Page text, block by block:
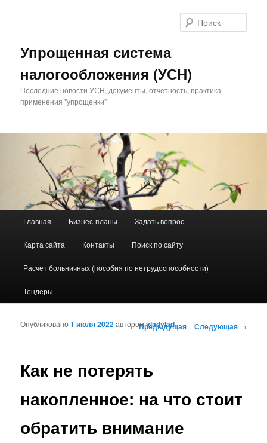
Упрощенная система
налогообложения (УСН)
Последние новости УСН, документы, отчетность, практика
применения "упрощенки"
Перейти к основному содержимому
Перейти к дополнительному содержимому
Главная Бизнес-планы Задать вопрос
Карта сайта Контакты Поиск по сайту
Расчет больничных (пособия по нетрудоспособности)
Тендеры
Навигация по записям
←Предыдущая Следующая →
Как не потерять
накопленное: на что стоит
обратить внимание
Опубликовано1 июля 2022авторомvladvlad